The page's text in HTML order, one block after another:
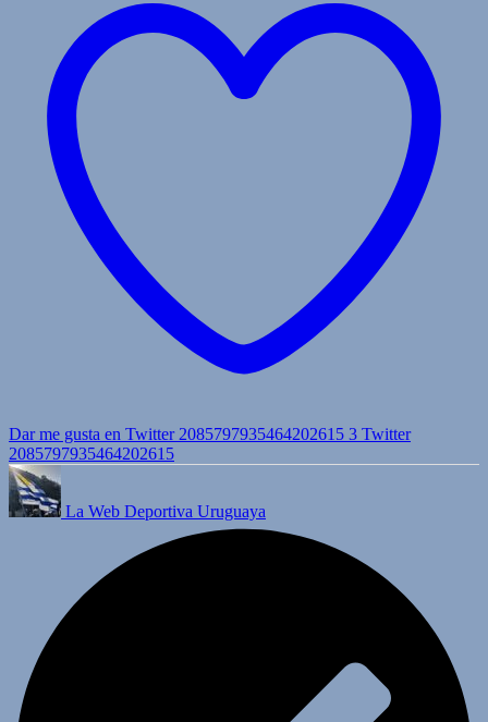
Dar me gusta en Twitter 2085797935464202615 3 Twitter
2085797935464202615
La Web Deportiva Uruguaya